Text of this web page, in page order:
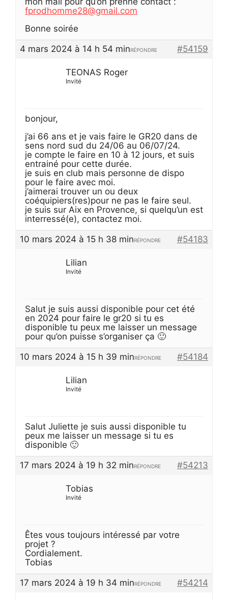
fprodhomme28@gmail.com
Bonne soirée
4 mars 2024 à 14 h 54 min
#54159
RÉPONDRE
TEONAS Roger
Invité
bonjour,
j’ai 66 ans et je vais faire le GR20 dans de
sens nord sud du 24/06 au 06/07/24.
je compte le faire en 10 à 12 jours, et suis
entrainé pour cette durée.
je suis en club mais personne de dispo
pour le faire avec moi.
j’aimerai trouver un ou deux
coéquipiers(res)pour ne pas le faire seul.
je suis sur Aix en Provence, si quelqu’un est
interressé(e), contactez moi.
10 mars 2024 à 15 h 38 min
#54183
RÉPONDRE
Lilian
Invité
Salut je suis aussi disponible pour cet été
en 2024 pour faire le gr20 si tu es
disponible tu peux me laisser un message
pour qu’on puisse s’organiser ça 🙂
10 mars 2024 à 15 h 39 min
#54184
RÉPONDRE
Lilian
Invité
Salut Juliette je suis aussi disponible tu
peux me laisser un message si tu es
disponible 🙂
17 mars 2024 à 19 h 32 min
#54213
RÉPONDRE
Tobias
Invité
Êtes vous toujours intéressé par votre
projet ?
Cordialement.
Tobias
17 mars 2024 à 19 h 34 min
#54214
RÉPONDRE